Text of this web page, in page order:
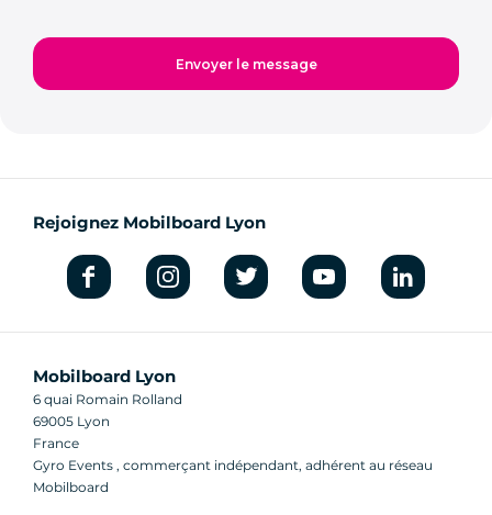
Rejoignez Mobilboard Lyon
Mobilboard Lyon
6 quai Romain Rolland
69005 Lyon
France
Gyro Events , commerçant indépendant, adhérent au réseau
Mobilboard